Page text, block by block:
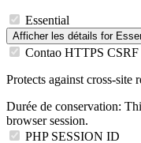
Essential
Afficher les détails for
Contao HTTPS CSRF
Protects against cross-site
Durée de conservation:
browser session.
PHP SESSION ID